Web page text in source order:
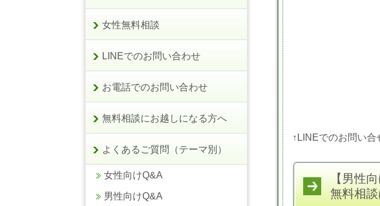
↑LINEでのお問い合
【男性向
無料相
女性無料相談
LINEでのお問い合わせ
お電話でのお問い合わせ
無料相談にお越しになる方へ
よくあるご質問（テーマ別）
女性向けQ&A
男性向けQ&A